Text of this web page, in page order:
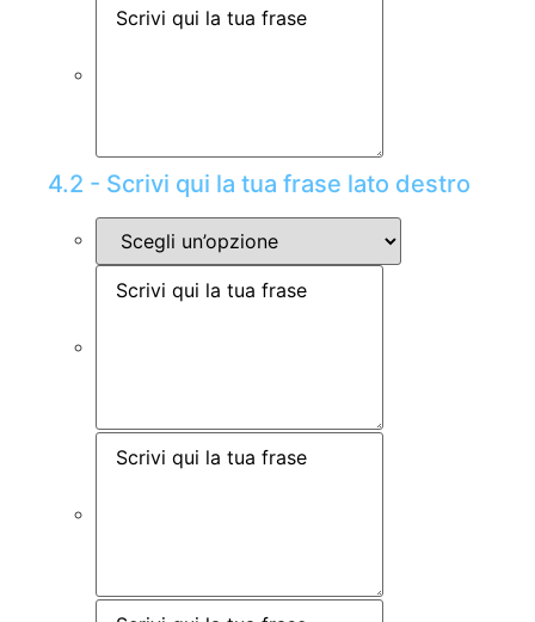
4.2 - Scrivi qui la tua frase lato destro